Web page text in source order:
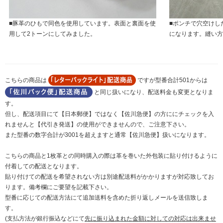
■豚革のひもで同色を使用しています。表面と裏面を使
用して2トーンにしてみました。
■ポンチで穴空けし
になります。縫い
こちらの商品は
ですが型番合計501からは
と同じ扱いになり、配送料金も変更となりま
す。
但し、配送項目にて【日本郵便】ではなく【佐川急便】の方ににチェックを入
れませんと【代引き発送】の使用ができませんので、ご注意下さい。
また型番の数字合計が3001を超えますと通常【佐川急便】扱いになります。
こちらの商品と1枚革との同時購入の際は革を巻いた外包装に貼り付けるように
付着しての配送となります。
貼り付けての配送を希望されない方は別途配送料がかかりますが対応致してお
ります。備考欄にご要望を記載下さい。
型番に応じての配送方法にて追加送料を含めた折り返しメールを送信致しま
す。
(支払方法が銀行振込などにて先に振り込まれた金額に対しての対応は出来ませ